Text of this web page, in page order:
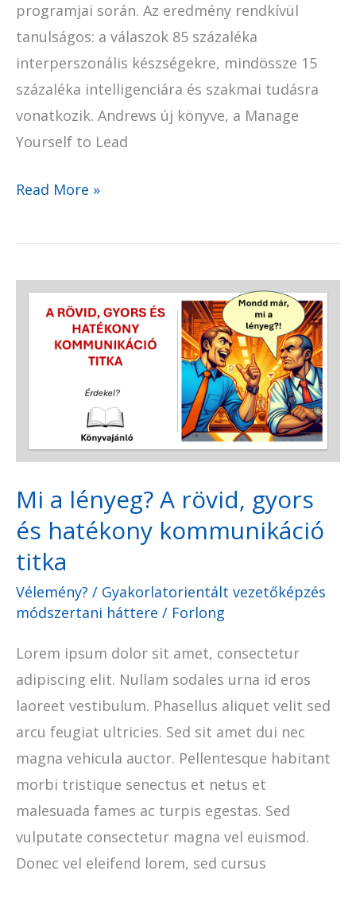
programjai során. Az eredmény rendkívül
tanulságos: a válaszok 85 százaléka
interperszonális készségekre, mindössze 15
százaléka intelligenciára és szakmai tudásra
vonatkozik. Andrews új könyve, a Manage
Yourself to Lead
Read More »
Mi a lényeg? A rövid, gyors
és hatékony kommunikáció
titka
Vélemény? / Gyakorlatorientált vezetőképzés
módszertani háttere / Forlong
Lorem ipsum dolor sit amet, consectetur
adipiscing elit. Nullam sodales urna id eros
laoreet vestibulum. Phasellus aliquet velit sed
arcu feugiat ultricies. Sed sit amet dui nec
magna vehicula auctor. Pellentesque habitant
morbi tristique senectus et netus et
malesuada fames ac turpis egestas. Sed
vulputate consectetur magna vel euismod.
Donec vel eleifend lorem, sed cursus
Mi
lényeg?
és
kommunikáció
titka